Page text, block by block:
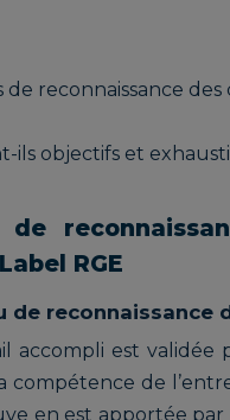
de reconnaissance
ils objectifs et
RGE
de reconnaissance
accompli est validée
compétence de
en est apportée